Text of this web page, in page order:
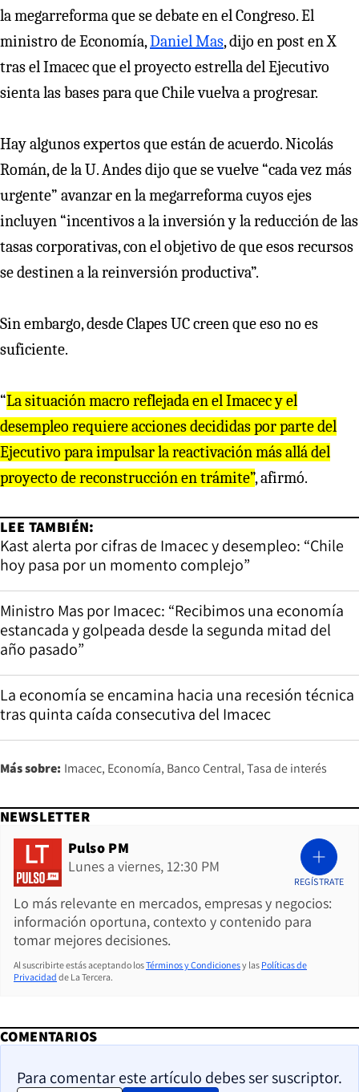
la megarreforma que se debate en el Congreso. El
ministro de Economía,Daniel Mas, dijo en post en X
tras el Imacec que el proyecto estrella del Ejecutivo
sienta las bases para que Chile vuelva a progresar.
Hay algunos expertos que están de acuerdo. Nicolás
Román, de la U. Andes dijo que se vuelve “cada vez más
urgente” avanzar en la megarreforma cuyos ejes
incluyen “incentivos a la inversión y la reducción de las
tasas corporativas, con el objetivo de que esos recursos
se destinen a la reinversión productiva”.
Sin embargo, desde Clapes UC creen que eso no es
suficiente.
“La situación macro reflejada en el Imacec y el
desempleo requiere acciones decididas por parte del
Ejecutivo para impulsar la reactivación más allá del
proyecto de reconstrucción en trámite”, afirmó.
LEE TAMBIÉN:
Kast alerta por cifras de Imacec y desempleo: “Chile
hoy pasa por un momento complejo”
Ministro Mas por Imacec: “Recibimos una economía
estancada y golpeada desde la segunda mitad del
año pasado”
La economía se encamina hacia una recesión técnica
tras quinta caída consecutiva del Imacec
Más sobre: Imacec Economía Banco Central Tasa de interés
NEWSLETTER
Pulso PM
Lunes a viernes, 12:30 PM
Lo más relevante en mercados, empresas y negocios:
información oportuna, contexto y contenido para
tomar mejores decisiones.
REGÍSTRATE
Al suscribirte estás aceptando losTérminos y Condicionesy las Políticas de
Privacidad de La Tercera.
COMENTARIOS
Para comentar este artículo debes ser suscriptor.